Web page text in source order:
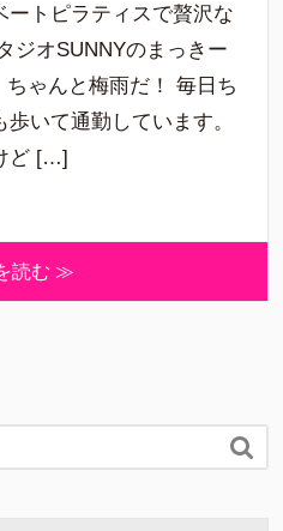
ートピラティスで贅沢な
ジオSUNNYのまっきー
ゃんと梅雨だ！ 毎日ち
いて通勤しています。
ど […]
読む ≫
